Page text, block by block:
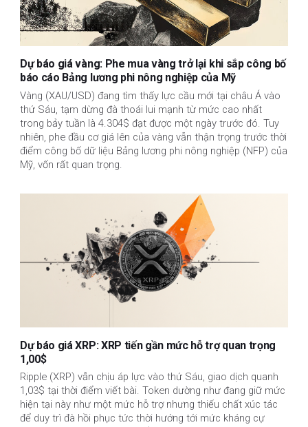
Dự báo giá vàng: Phe mua vàng trở lại khi sắp công bố
báo cáo Bảng lương phi nông nghiệp của Mỹ
Vàng (XAU/USD) đang tìm thấy lực cầu mới tại châu Á vào
thứ Sáu, tạm dừng đà thoái lui mạnh từ mức cao nhất
trong bảy tuần là 4.304$ đạt được một ngày trước đó. Tuy
nhiên, phe đầu cơ giá lên của vàng vẫn thận trọng trước thời
điểm công bố dữ liệu Bảng lương phi nông nghiệp (NFP) của
Mỹ, vốn rất quan trọng.
Dự báo giá XRP: XRP tiến gần mức hỗ trợ quan trọng
1,00$
Ripple (XRP) vẫn chịu áp lực vào thứ Sáu, giao dịch quanh
1,03$ tại thời điểm viết bài. Token dường như đang giữ mức
hiện tại này như một mức hỗ trợ nhưng thiếu chất xúc tác
để duy trì đà hồi phục tức thời hướng tới mức kháng cự